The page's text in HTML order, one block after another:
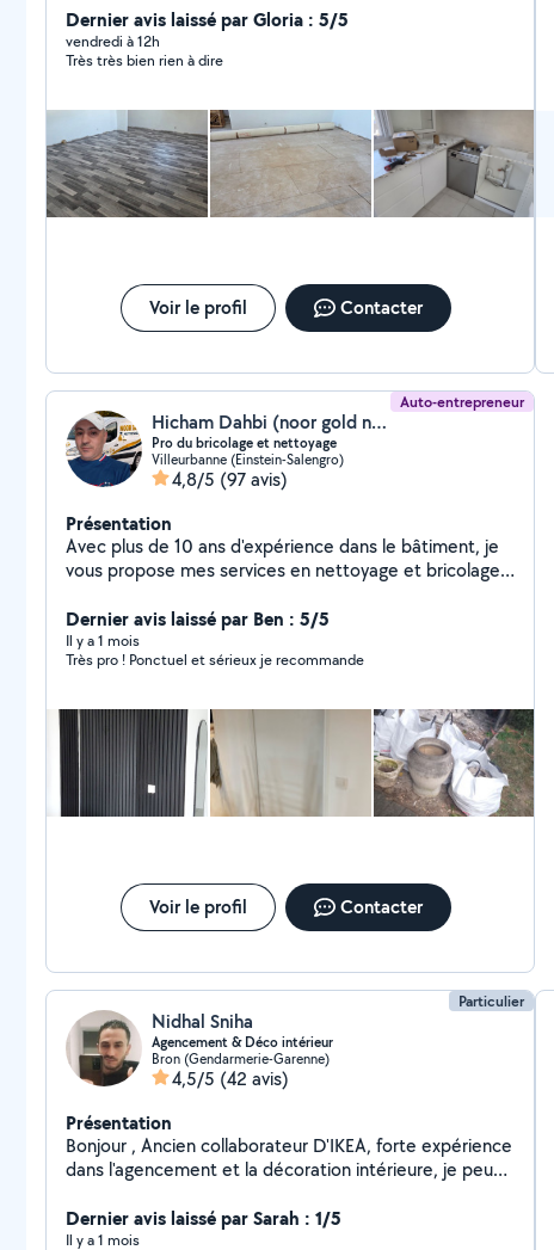
Dernier avis laissé par Gloria : 5/5
vendredi à 12h
Très très bien rien à dire
Voir le profil Contacter
Auto-entrepreneur
Hicham Dahbi (noor gold nettoyage)
Pro du bricolage et nettoyage
Villeurbanne (Einstein-Salengro)
4,8/5 (97 avis)
Présentation
Avec plus de 10 ans d'expérience dans le bâtiment, je
vous propose mes services en nettoyage et bricolage à
ce soit pour un nettoyage complet (logement, vitres,
fin de chantier) ou un entretien régulier, je m'adapte à
vos besoins. J'interviens également pour tous vos
réparations légères, remplacement d'équipements,
etc. Ponctuel, discret et bien équipé, je fournis le
matériel nécessaire pour chaque intervention. Mon
objectif est de vous simplifier la vie en vous offrant un
service fiable, soigné et efficace. Basé à Lyon , je me
fonctionnel et bien entretenu.
Dernier avis laissé par Ben : 5/5
Il y a 1 mois
Très pro ! Ponctuel et sérieux je recommande
Voir le profil Contacter
Particulier
Nidhal Sniha
Agencement & Déco intérieur
Bron (Gendarmerie-Garenne)
4,5/5 (42 avis)
Présentation
Bonjour , Ancien collaborateur D'IKEA, forte expérience
dans l'agencement et la décoration intérieure, je peux
garantir une meilleure résultats pour vos projets : *
Installation complète de votre cuisine : - Prendre les
Dernier avis laissé par Sarah : 1/5
Il y a 1 mois